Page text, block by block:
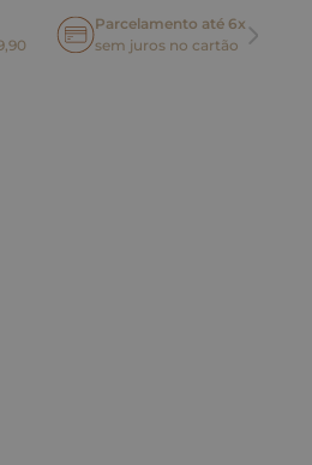
Parcelamento até 6x
sem juros no cartão